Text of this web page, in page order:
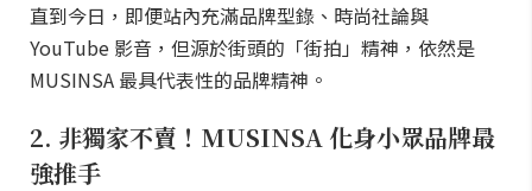
直到今日，即便站內充滿品牌型錄、時尚社論與
YouTube 影音，但源於街頭的「街拍」精神，依然是
MUSINSA 最具代表性的品牌精神。
2. 非獨家不賣！MUSINSA 化身小眾品牌最
強推手